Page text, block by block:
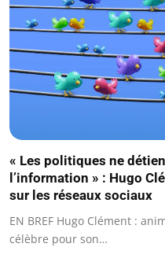
« Les politiques ne
l’information » : Hugo
sur les réseaux sociaux
EN BREF Hugo Clément :
célèbre pour son…